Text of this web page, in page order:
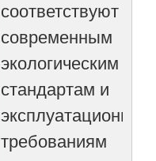
соответствуют
современным
экологическим
стандартам и
эксплуатационным
требованиям